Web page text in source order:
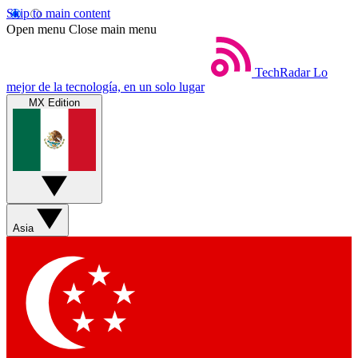
Skip to main content
Open menu Close main menu
TechRadar Lo
mejor de la tecnología, en un solo lugar
MX Edition
Asia